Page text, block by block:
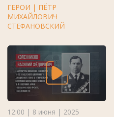
ГЕРОИ | ПЁТР
МИХАЙЛОВИЧ
СТЕФАНОВСКИЙ
12:00 | 8 июня | 2025